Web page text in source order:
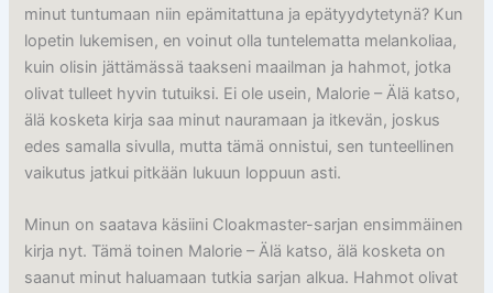
minut tuntumaan niin epämitattuna ja epätyydytetynä? Kun
lopetin lukemisen, en voinut olla tuntelematta melankoliaa,
kuin olisin jättämässä taakseni maailman ja hahmot, jotka
olivat tulleet hyvin tutuiksi. Ei ole usein, Malorie – Älä katso,
älä kosketa kirja saa minut nauramaan ja itkevän, joskus
edes samalla sivulla, mutta tämä onnistui, sen tunteellinen
vaikutus jatkui pitkään lukuun loppuun asti.
Minun on saatava käsiini Cloakmaster-sarjan ensimmäinen
kirja nyt. Tämä toinen Malorie – Älä katso, älä kosketa on
saanut minut haluamaan tutkia sarjan alkua. Hahmot olivat